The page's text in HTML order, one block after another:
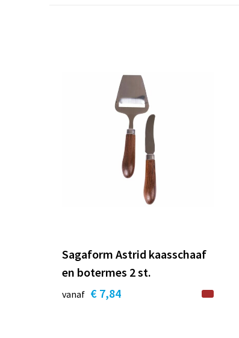
Sagaform Astrid kaasschaaf
en botermes 2 st.
vanaf € 7,84